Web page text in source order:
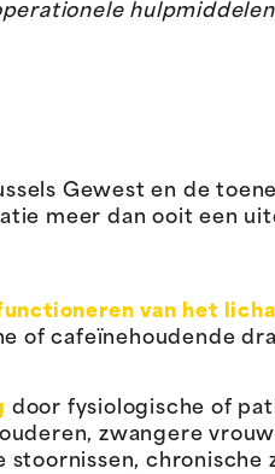
Gewest en de
meer dan ooit een
van het
of cafeïnehoudende
door fysiologische of
zwangere
chronische